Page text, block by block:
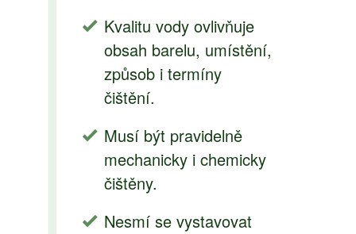
Kvalitu vody ovlivňuje
obsah barelu, umístění,
způsob i termíny
čištění.
Musí být pravidelně
mechanicky i chemicky
čištěny.
Nesmí se vystavovat